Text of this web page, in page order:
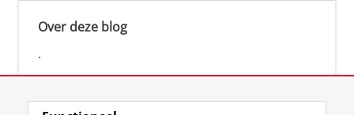
Over deze blog
.